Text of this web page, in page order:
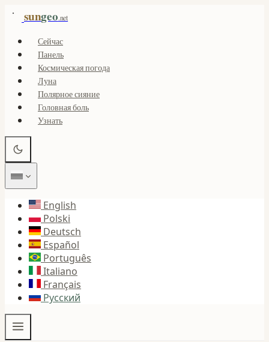
sungeo.net
Сейчас
Панель
Космическая погода
Луна
Полярное сияние
Головная боль
Узнать
English
Polski
Deutsch
Español
Português
Italiano
Français
Русский